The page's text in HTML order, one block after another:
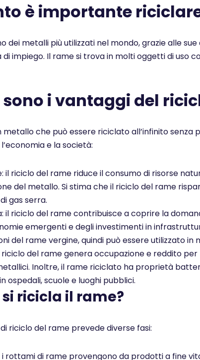
è importante
dei metalli più utilizzati nel mondo, grazie alle
impiego. Il rame si trova in molti oggetti di uso
i vantaggi del
metallo che può essere riciclato all’infinito
e la società:
il riciclo del rame riduce il consumo di risorse
del metallo. Si stima che il riciclo del rame
gas serra.
il riciclo del rame contribuisce a coprire la
emergenti e degli investimenti in
del rame vergine, quindi può essere utilizzato in
riciclo del rame genera occupazione e reddito
Inoltre, il rame riciclato ha proprietà
ospedali, scuole e luoghi pubblici.
ricicla il rame?
riciclo del rame prevede diverse fasi:
i rottami di rame provengono da prodotti a fine